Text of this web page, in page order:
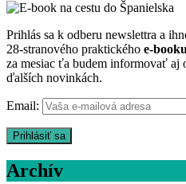
Prihlás sa k odberu newslettra a
28-stranového praktického e-
za mesiac ťa budem informovať aj
ďalších novinkách.
Email:
Archív